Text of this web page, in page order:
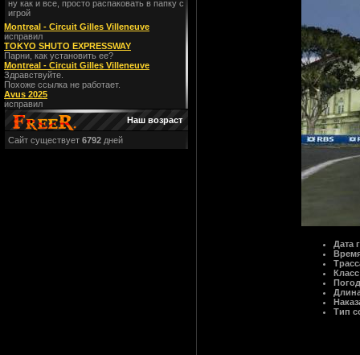
ну как и все, просто распаковать в папку с
игрой
Montreal - Circuit Gilles Villeneuve
исправил
TOKYO SHUTO EXPRESSWAY
Парни, как установить ее?
Montreal - Circuit Gilles Villeneuve
Здравствуйте.
Похоже ссылка не работает.
Avus 2025
исправил
Наш возраст
Сайт существует 6792 дней
Дата
Тип